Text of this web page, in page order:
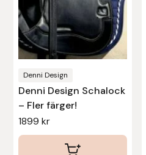
Denni Design
Denni Design Schalock
– Fler färger!
1899kr
alternativen
kan
väljas
på
produktsidan
Uhip
Uvex
Vals
Veredus